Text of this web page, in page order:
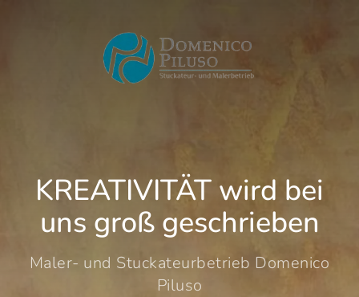
KREATIVITÄT wird bei
uns groß geschrieben
Maler- und Stuckateurbetrieb Domenico
Piluso